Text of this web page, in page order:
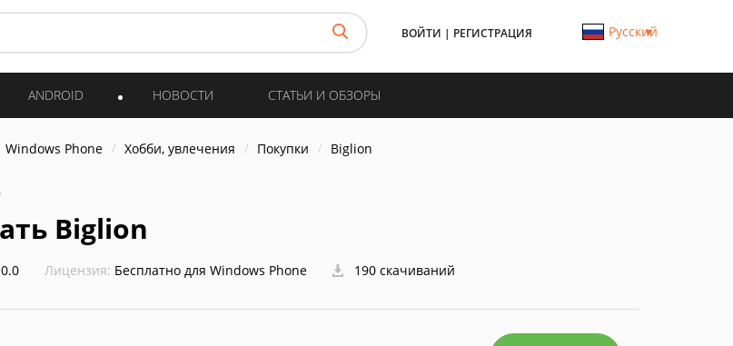
ВОЙТИ | РЕГИСТРАЦИЯ Русский
ANDROID НОВОСТИ СТАТЬИ И ОБЗОРЫ
Windows Phone Хобби, увлечения Покупки Biglion
Biglion
Лицензия: Бесплатно для Windows Phone 190 скачиваний